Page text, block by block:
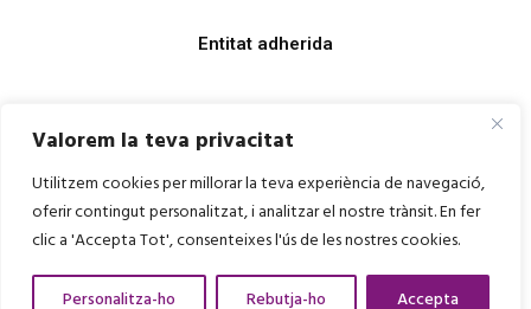
Valorem la teva privacitat
Utilitzem cookies per millorar la teva experiència de navegació,
oferir contingut personalitzat, i analitzar el nostre trànsit. En fer
clic a 'Accepta Tot', consenteixes l'ús de les nostres cookies.
Personalitza-ho Rebutja-ho Accepta
Entitat adherida